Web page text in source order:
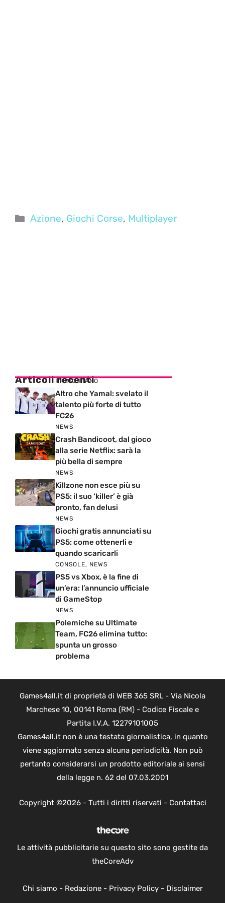
Categorie
Azione, Giochi Corse, Multiplayer
Articoli recenti
PRIMO PIANO
Altro che Yamal: svelato il
talento più forte di tutto
FC26
NEWS
Crash Bandicoot, dal gioco
alla serie Netflix: sarà la
più bella di sempre
NEWS
Killzone non esce più su
PS5: il suo ‘killer’ è già
pronto, fan delusi
NEWS
Giochi gratis annunciati su
PS5: come ottenerli e
quando scaricarli
CONSOLE, NEWS
PS5 vs Xbox, è la fine di
un’era: l’annuncio ufficiale
di GameStop
NEWS
Polemiche su Ultimate
Team, FC26 elimina tutto:
spunta un grosso
problema
Games4all.it di proprietà di WEB 365 SRL - Via Nicola
Marchese 10, 00141 Roma (RM) - Codice Fiscale e
Partita I.V.A. 12279101005
Games4all.it non è una testata giornalistica, in quanto
viene aggiornato senza alcuna periodicità. Non può
pertanto considerarsi un prodotto editoriale ai sensi
della legge n. 62 del 07.03.2001
Copyright ©2026 - Tutti i diritti riservati - Contattaci
Le attività pubblicitarie su questo sito sono gestite da
theCoreAdv
Chi siamo - Redazione- Privacy Policy- Disclaimer